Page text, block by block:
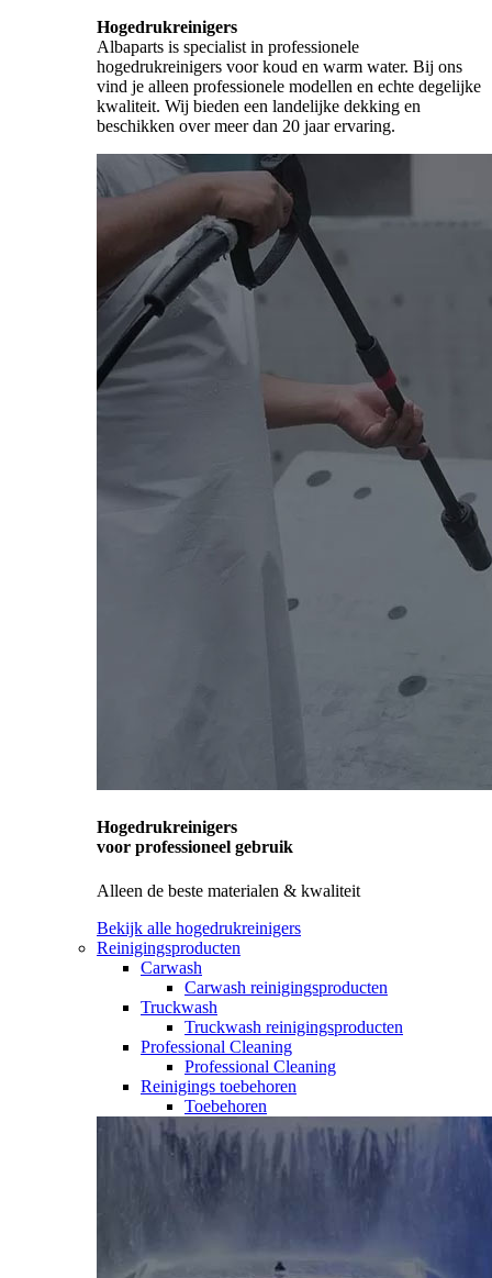
Hogedrukreinigers
Albaparts is specialist in professionele
hogedrukreinigers voor koud en warm water. Bij ons
vind je alleen professionele modellen en echte degelijke
kwaliteit. Wij bieden een landelijke dekking en
beschikken over meer dan 20 jaar ervaring.
Hogedrukreinigers
voor professioneel gebruik
Alleen de beste materialen & kwaliteit
Bekijk alle hogedrukreinigers
Reinigingsproducten
Carwash
Carwash reinigingsproducten
Truckwash
Truckwash reinigingsproducten
Professional Cleaning
Professional Cleaning
Reinigings toebehoren
Toebehoren